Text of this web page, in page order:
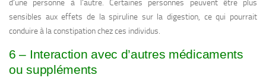
d’une personne à l’autre. Certaines personnes peuvent être plus
sensibles aux effets de la spiruline sur la digestion, ce qui pourrait
conduire à la constipation chez ces individus.
6 – Interaction avec d’autres médicaments
ou suppléments